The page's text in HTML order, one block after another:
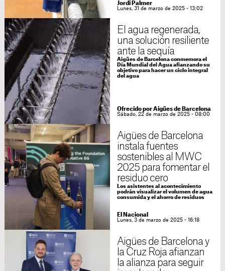
Jordi Palmer
Lunes, 31 de marzo de 2025 - 13:02
El agua regenerada,
una solución resiliente
ante la sequía
Aigües de Barcelona conmemora el
Día Mundial del Agua afianzando su
objetivo para hacer un ciclo integral
del agua
Ofrecido por Aigües de Barcelona
Sábado, 22 de marzo de 2025 - 08:00
Aigües de Barcelona
instala fuentes
sostenibles al MWC
2025 para fomentar el
residuo cero
Los asistentes al acontecimiento
podrán visualizar el volumen de agua
consumida y el ahorro de residuos
El Nacional
Lunes, 3 de marzo de 2025 - 16:18
Aigües de Barcelona y
la Cruz Roja afianzan
la alianza para seguir